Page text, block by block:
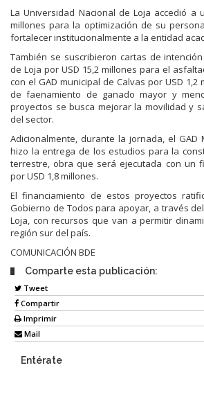
La Universidad Nacional de Loja accedió a
millones para la optimización de su
fortalecer institucionalmente a la entidad
También se suscribieron cartas de
de Loja por USD 15,2 millones para el
con el GAD municipal de Calvas por USD
de faenamiento de ganado mayor y
proyectos se busca mejorar la movilidad y
del sector.
Adicionalmente, durante la jornada, el GAD
hizo la entrega de los estudios para la
terrestre, obra que será ejecutada con un
por USD 1,8 millones.
El financiamiento de estos proyectos
Gobierno de Todos para apoyar, a través
Loja, con recursos que van a permitir
región sur del país.
COMUNICACIÓN BDE
Comparte esta publicación:
Tweet
Compartir
Imprimir
Mail
Entérate